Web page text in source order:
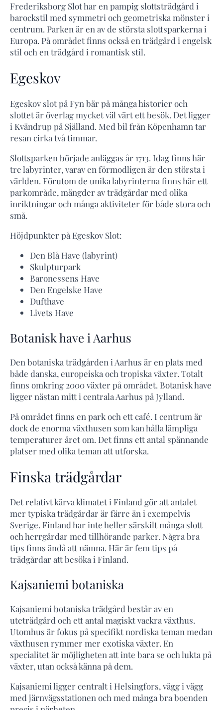
Frederiksborg Slot har en pampig slottsträdgård i
barockstil med symmetri och geometriska mönster i
centrum. Parken är en av de största slottsparkerna i
Europa. På området finns också en trädgård i engelsk
stil och en trädgård i romantisk stil.
Egeskov
Egeskov slot på Fyn bär på många historier och
slottet är överlag mycket väl värt ett besök. Det ligger
i Kvändrup på Själland. Med bil från Köpenhamn tar
resan cirka två timmar.
Slottsparken började anläggas år 1713. Idag finns här
tre labyrinter, varav en förmodligen är den största i
världen. Förutom de unika labyrinterna finns här ett
parkområde, mängder av trädgårdar med olika
inriktningar och många aktiviteter för både stora och
små.
Höjdpunkter på Egeskov Slot:
Den Blå Have (labyrint)
Skulpturpark
Baronessens Have
Den Engelske Have
Dufthave
Livets Have
Botanisk have i Aarhus
Den botaniska trädgården i Aarhus är en plats med
både danska, europeiska och tropiska växter. Totalt
finns omkring 2000 växter på området. Botanisk have
ligger nästan mitt i centrala Aarhus på Jylland.
På området finns en park och ett café. I centrum är
dock de enorma växthusen som kan hålla lämpliga
temperaturer året om. Det finns ett antal spännande
platser med olika teman att utforska.
Finska trädgårdar
Det relativt kärva klimatet i Finland gör att antalet
mer typiska trädgårdar är färre än i exempelvis
Sverige. Finland har inte heller särskilt många slott
och herrgårdar med tillhörande parker. Några bra
tips finns ändå att nämna. Här är fem tips på
trädgårdar att besöka i Finland.
Kajsaniemi botaniska
Kajsaniemi botaniska trädgård består av en
uteträdgård och ett antal magiskt vackra växthus.
Utomhus är fokus på specifikt nordiska teman medan
växthusen rymmer mer exotiska växter. En
specialitet är möjligheten att inte bara se och lukta på
växter, utan också känna på dem.
Kajsaniemi ligger centralt i Helsingfors, vägg i vägg
med järnvägsstationen och med många bra boenden